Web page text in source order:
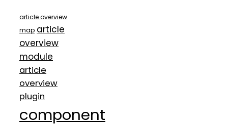
article overview
map article
overview
module
article
overview
plugin
component